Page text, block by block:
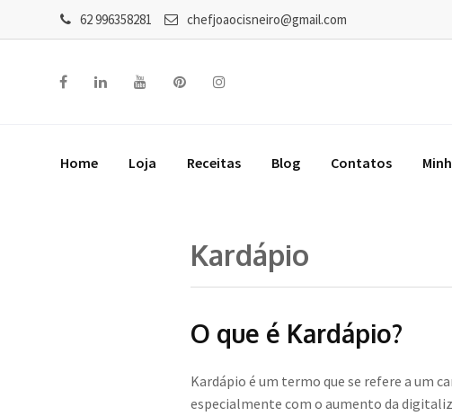
62 996358281 chefjoaocisneiro@gmail.com
Home Loja Receitas Blog Contatos
Kardápio
O que é Kardápio?
Kardápio é um termo que se refere a um
especialmente com o aumento da